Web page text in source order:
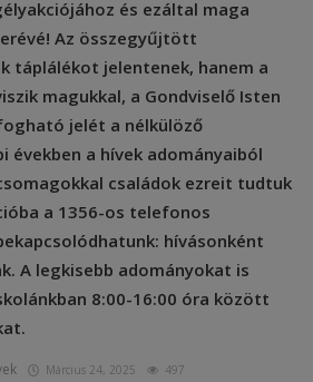
és ezáltal maga
Az összegyűjtött
táplálékot jelentenek, hanem a
magukkal, a Gondviselő Isten
jelét a nélkülöző
években a hívek adományaiból
családok ezreit tudtuk
a 1356-os telefonos
hívásonként
A legkisebb adományokat is
8:00-16:00 óra között
Március 24, 2025 497